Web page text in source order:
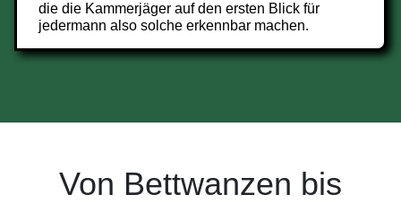
die die Kammerjäger auf den ersten Blick für
jedermann also solche erkennbar machen.
Von Bettwanzen bis